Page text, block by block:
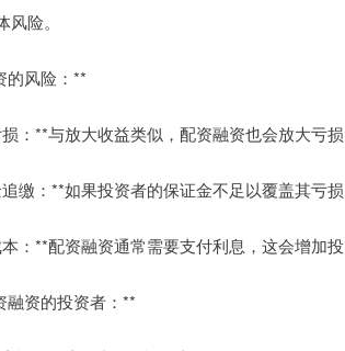
险。
的风险：**
：**与放大收益类似，配资融资也会放大亏
缴：**如果投资者的保证金不足以覆盖其亏
：**配资融资通常需要支付利息，这会增加投
融资的投资者：**